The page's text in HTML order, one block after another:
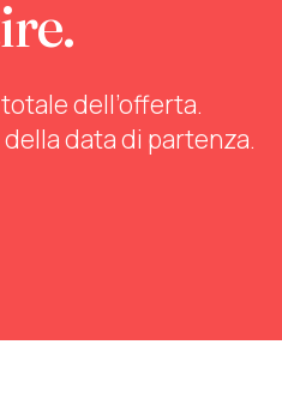
dell’offerta.
data di partenza.